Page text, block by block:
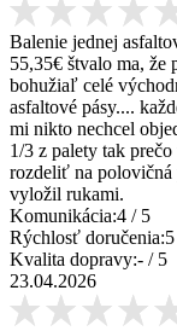
Balenie jednej
55,35€ štvalo ma, že
bohužiaľ celé
asfaltové pásy....
mi nikto nechcel
1/3 z palety tak
rozdeliť na polovičná
vyložil rukami.
Komunikácia:4 / 5
Rýchlosť doručenia:5
Kvalita dopravy:- / 5
23.04.2026